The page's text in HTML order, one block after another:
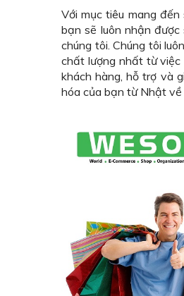
Với mục tiêu mang
bạn sẽ luôn nhận
chúng tôi. Chúng tôi
chất lượng nhất từ việc
khách hàng, hỗ trợ và
hóa của bạn từ Nhật